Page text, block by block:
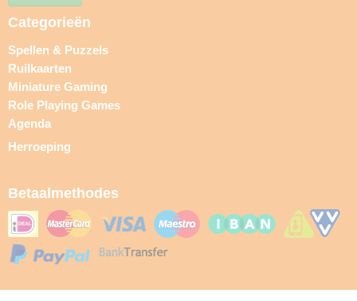
Categorieën
Spellen & Puzzels
Ruilkaarten
Miniature Gaming
Role Playing Games
Agenda
Herroeping
Betaalmethodes